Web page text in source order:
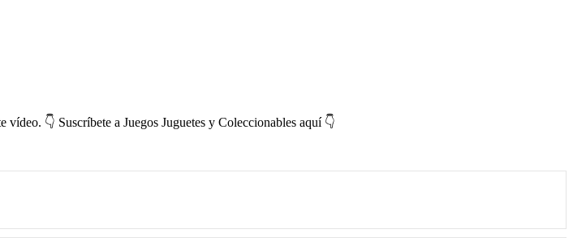
👇 Suscríbete a Juegos Juguetes y Coleccionables aquí 👇